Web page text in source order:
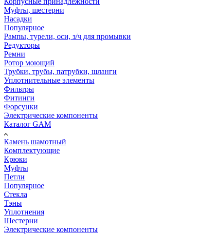
Муфты, шестерни
Насадки
Популярное
Рампы, турели, оси, з/ч для промывки
Редукторы
Ремни
Ротор моющий
Трубки, трубы, патрубки, шланги
Уплотнительные элементы
Фильтры
Фитинги
Форсунки
Электрические компоненты
Каталог GAM
Камень шамотный
Комплектующие
Крюки
Муфты
Петли
Популярное
Стекла
Тэны
Уплотнения
Шестерни
Электрические компоненты